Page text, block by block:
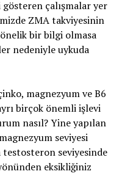
çalışmalar yer
ZMA takviyesinin
bir bilgi olmasa
nedeniyle uykuda
magnezyum ve B6
birçok önemli işlevi
nasıl? Yine yapılan
seviyesi
seviyesinde
eksikliğiniz